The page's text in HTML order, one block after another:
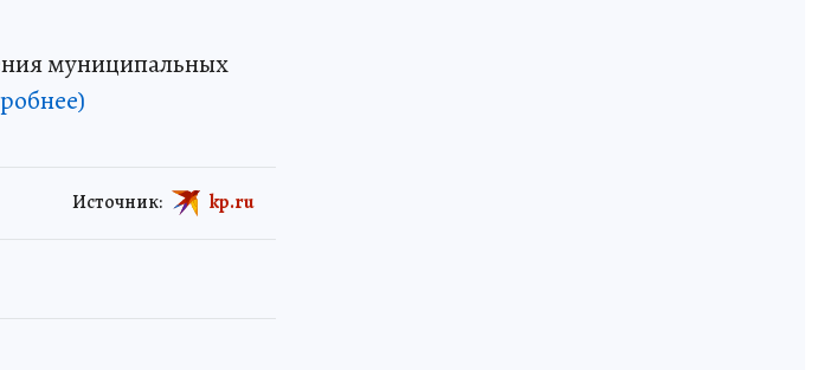
муниципальных
Источник: kp.ru